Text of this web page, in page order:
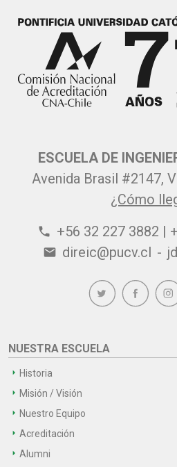
ESCUELA DE
Avenida Brasil #2147,
¿Cómo
phone +56 32 227 3882 |
email direic@pucv.cl -
NUESTRA ESCUELA
Historia
Misión / Visión
Nuestro Equipo
Acreditación
Alumni